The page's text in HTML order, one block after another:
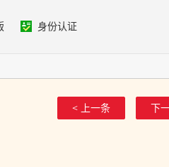
身份认证
< 上一条 下